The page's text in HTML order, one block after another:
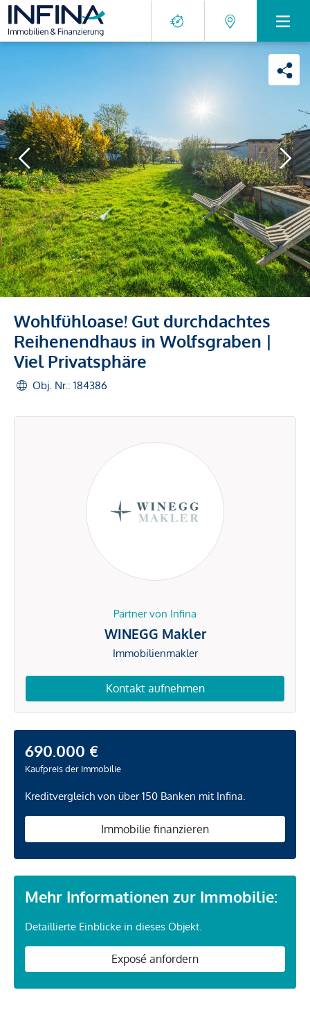
Wohlfühloase! Gut durchdachtes
Reihenendhaus in Wolfsgraben |
Viel Privatsphäre
Obj. Nr.: 184386
Partner von Infina
WINEGG Makler
Immobilienmakler
Kontakt aufnehmen
690.000 €
Kaufpreis der Immobilie
Kreditvergleich von über 150 Banken mit Infina.
Immobilie finanzieren
Mehr Informationen zur Immobilie:
Detaillierte Einblicke in dieses Objekt.
Exposé anfordern